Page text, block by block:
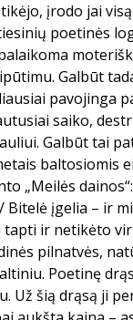
įrodo jai
poetinės
Galbūt
pavojinga
saiko,
Galbūt tai
baltosiomis
„Meilės
Bitelė įgelia – ir
ir netikėto
pilnatvės,
Poetinę
Už šią drąsą ji